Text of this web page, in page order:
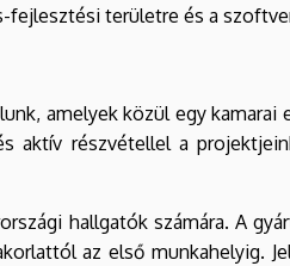
fejlesztési területre és a
amelyek közül egy kamarai
aktív részvétellel a
hallgatók számára. A
az első munkahelyig.